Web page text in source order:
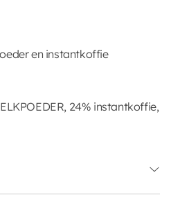
en instantkoffie
24% instantkoffie,